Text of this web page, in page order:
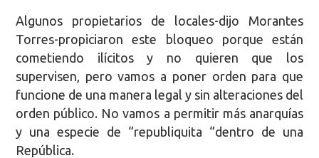
Algunos propietarios de locales-dijo Morantes
Torres-propiciaron este bloqueo porque están
cometiendo ilícitos y no quieren que los
supervisen, pero vamos a poner orden para que
funcione de una manera legal y sin alteraciones del
orden público. No vamos a permitir más anarquías
y una especie de “republiquita “dentro de una
República.